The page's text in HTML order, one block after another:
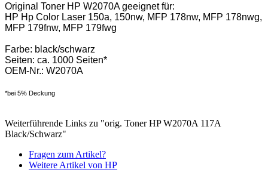
Original Toner HP W2070A geeignet für:
HP Hp Color Laser 150a, 150nw, MFP 178nw, MFP 178nwg,
MFP 179fnw, MFP 179fwg
Farbe: black/schwarz
Seiten: ca. 1000 Seiten*
OEM-Nr.: W2070A
*bei 5% Deckung
Weiterführende Links zu "orig. Toner HP W2070A 117A
Black/Schwarz"
Fragen zum Artikel?
Weitere Artikel von HP